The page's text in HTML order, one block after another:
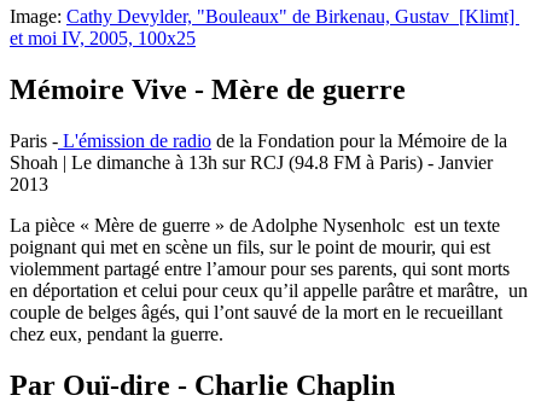
Image: Cathy Devylder, "Bouleaux" de Birkenau, Gustav [Klimt]
et moi IV, 2005, 100x25
Mémoire Vive - Mère de guerre
Paris - L'émission de radio de la Fondation pour la Mémoire de la
Shoah | Le dimanche à 13h sur RCJ (94.8 FM à Paris) - Janvier
2013
La pièce « Mère de guerre » de Adolphe Nysenholc est un texte
poignant qui met en scène un fils, sur le point de mourir, qui est
violemment partagé entre l’amour pour ses parents, qui sont morts
en déportation et celui pour ceux qu’il appelle parâtre et marâtre, un
couple de belges âgés, qui l’ont sauvé de la mort en le recueillant
chez eux, pendant la guerre.
Par Ouï-dire - Charlie Chaplin